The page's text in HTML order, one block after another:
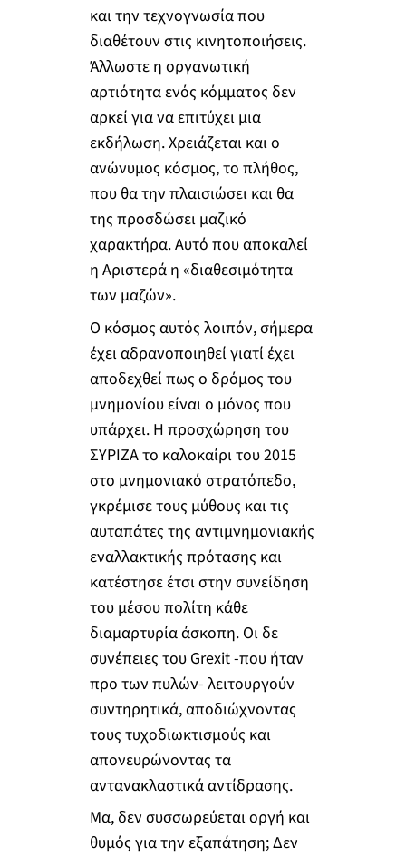
και την τεχνογνωσία που
διαθέτουν στις κινητοποιήσεις.
Άλλωστε η οργανωτική
αρτιότητα ενός κόμματος δεν
αρκεί για να επιτύχει μια
εκδήλωση. Χρειάζεται και ο
ανώνυμος κόσμος, το πλήθος,
που θα την πλαισιώσει και θα
της προσδώσει μαζικό
χαρακτήρα. Αυτό που αποκαλεί
η Αριστερά η «διαθεσιμότητα
των μαζών».
Ο κόσμος αυτός λοιπόν, σήμερα
έχει αδρανοποιηθεί γιατί έχει
αποδεχθεί πως ο δρόμος του
μνημονίου είναι ο μόνος που
υπάρχει. Η προσχώρηση του
ΣΥΡΙΖΑ το καλοκαίρι του 2015
στο μνημονιακό στρατόπεδο,
γκρέμισε τους μύθους και τις
αυταπάτες της αντιμνημονιακής
εναλλακτικής πρότασης και
κατέστησε έτσι στην συνείδηση
του μέσου πολίτη κάθε
διαμαρτυρία άσκοπη. Οι δε
συνέπειες του Grexit -που ήταν
προ των πυλών- λειτουργούν
συντηρητικά, αποδιώχνοντας
τους τυχοδιωκτισμούς και
απονευρώνοντας τα
αντανακλαστικά αντίδρασης.
Μα, δεν συσσωρεύεται οργή και
θυμός για την εξαπάτηση; Δεν